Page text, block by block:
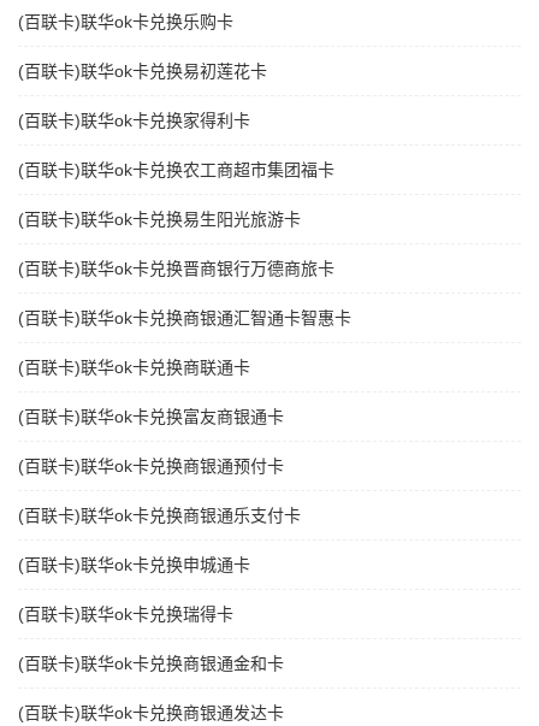
(百联卡)联华ok卡兑换乐购卡
(百联卡)联华ok卡兑换易初莲花卡
(百联卡)联华ok卡兑换家得利卡
(百联卡)联华ok卡兑换农工商超市集团福卡
(百联卡)联华ok卡兑换易生阳光旅游卡
(百联卡)联华ok卡兑换晋商银行万德商旅卡
(百联卡)联华ok卡兑换商银通汇智通卡智惠卡
(百联卡)联华ok卡兑换商联通卡
(百联卡)联华ok卡兑换富友商银通卡
(百联卡)联华ok卡兑换商银通预付卡
(百联卡)联华ok卡兑换商银通乐支付卡
(百联卡)联华ok卡兑换申城通卡
(百联卡)联华ok卡兑换瑞得卡
(百联卡)联华ok卡兑换商银通金和卡
(百联卡)联华ok卡兑换商银通发达卡